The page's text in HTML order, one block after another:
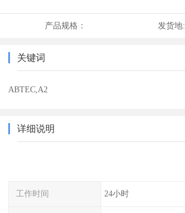
产品规格： 发货地:
关键词
ABTEC,A2
详细说明
工作时间 24小时